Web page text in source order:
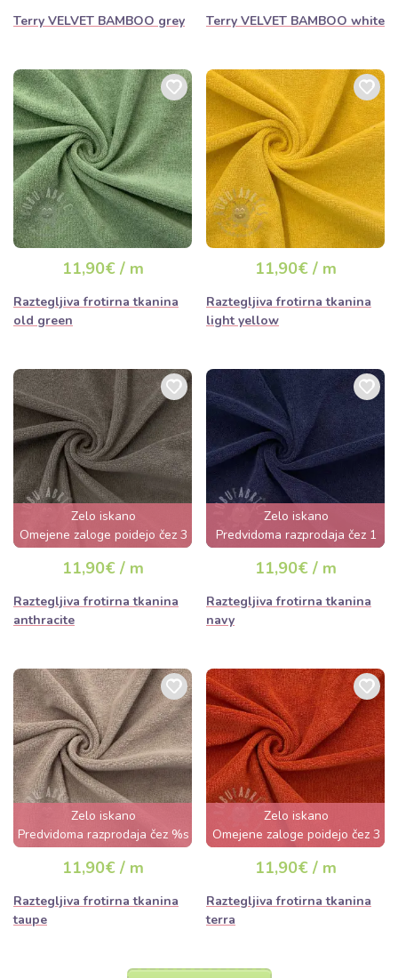
Terry VELVET BAMBOO grey Terry VELVET BAMBOO white
11,90€ / m
Raztegljiva frotirna tkanina
old green
11,90€ / m
Raztegljiva frotirna tkanina
light yellow
Zelo iskano
Omejene zaloge poidejo čez 3
dni
11,90€ / m
Raztegljiva frotirna tkanina
anthracite
Zelo iskano
Predvidoma razprodaja čez 1
dan
11,90€ / m
Raztegljiva frotirna tkanina
navy
Zelo iskano
Predvidoma razprodaja čez %s
dan
11,90€ / m
Raztegljiva frotirna tkanina
taupe
Zelo iskano
Omejene zaloge poidejo čez 3
dni
11,90€ / m
Raztegljiva frotirna tkanina
terra